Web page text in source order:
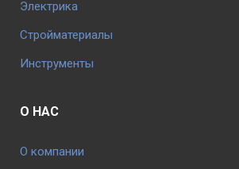
Электрика
Стройматериалы
Инструменты
О НАС
О компании